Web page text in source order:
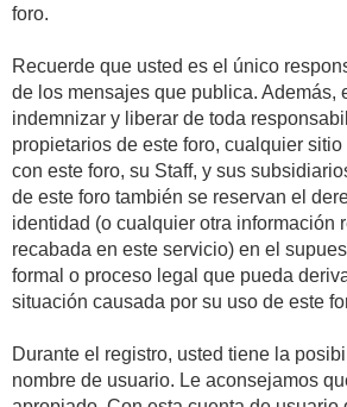
foro.
Recuerde que usted es el único
de los mensajes que publica. Además,
indemnizar y liberar de toda
propietarios de este foro, cualquier
con este foro, su Staff, y sus
de este foro también se reservan el
identidad (o cualquier otra información
recabada en este servicio) en el
formal o proceso legal que pueda
situación causada por su uso de este
Durante el registro, usted tiene la
nombre de usuario. Le aconsejamos